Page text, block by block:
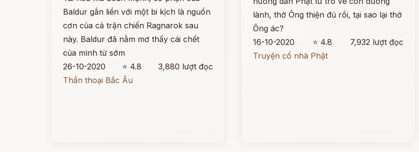
Baldur gắn liền với một bi kịch là nguồn
cơn của cả trận chiến Ragnarok sau
này. Baldur đã nằm mơ thấy cái chết
của mình từ sớm
26-10-2020
⭐ 4.8
3,880 lượt đọc
Thần thoại Bắc Âu
lành, thờ Ông thiện đủ rồi, tại sao lại thờ
Ông ác?
16-10-2020
⭐ 4.8
7,932 lượt đọc
Truyện cổ nhà Phật